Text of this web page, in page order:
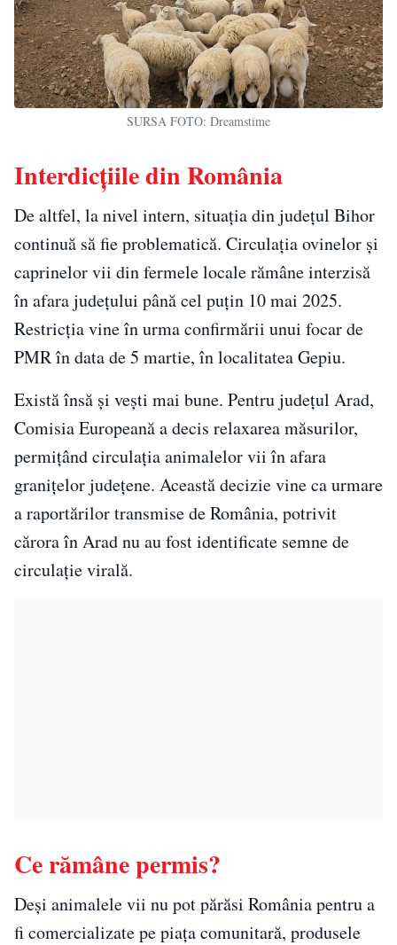
SURSA FOTO: Dreamstime
Interdicțiile din România
De altfel, la nivel intern, situația din județul Bihor
continuă să fie problematică. Circulația ovinelor și
caprinelor vii din fermele locale rămâne interzisă
în afara județului până cel puțin 10 mai 2025.
Restricția vine în urma confirmării unui focar de
PMR în data de 5 martie, în localitatea Gepiu.
Există însă și vești mai bune. Pentru județul Arad,
Comisia Europeană a decis relaxarea măsurilor,
permițând circulația animalelor vii în afara
granițelor județene. Această decizie vine ca urmare
a raportărilor transmise de România, potrivit
cărora în Arad nu au fost identificate semne de
circulație virală.
Ce rămâne permis?
Deși animalele vii nu pot părăsi România pentru a
fi comercializate pe piața comunitară, produsele